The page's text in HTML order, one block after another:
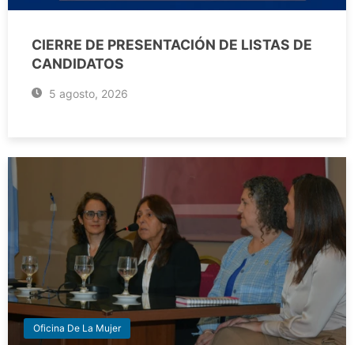
CIERRE DE PRESENTACIÓN DE LISTAS DE
CANDIDATOS
5 agosto, 2026
Oficina De La Mujer